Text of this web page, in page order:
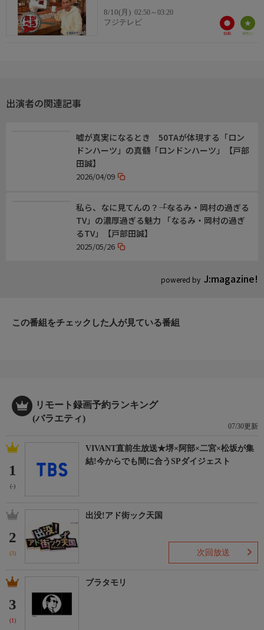
村!
しかし!そうした活動に対し、「何かおかしいんですか?」「何
やっていいかわからん!」とかみつく岡村!
うという目からウロコな方法も!
オトナには気になる話やプロジェクトがいっぱい!お見逃しなく!
田中友梨奈(関西テレビアナウンサー)
8/10(月) 02:50～03:20
フジテレビ
出演者の関連記事
powered by J:magazine!
嘘が真実になるとき 50TAが体現する「ロン
ドンハーツ」の真髄「ロンドンハーツ」【戸部
田誠】
2026/04/09
私ら、なに見てんの？――「なるみ・岡村の過ぎる
TV」の濃厚過ぎる魅力 「なるみ・岡村の過ぎ
るTV」【戸部田誠】
2025/05/26
この番組をチェックした人が見ている番組
リモート録画予約ランキング
(バラエティ)
07/30更新
1
(-)
VIVANT直前生放送★堺×阿部×二宮×松坂が集
結!今からでも間に合うSPダイジェスト
2
(3)
出没!アド街ック天国
次回放送
3
(1)
ブラタモリ